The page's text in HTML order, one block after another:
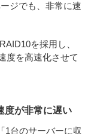
ジでも、非常に速
を採用し、
度を高速化させて
度が非常に遅い
1台のサーバーに収